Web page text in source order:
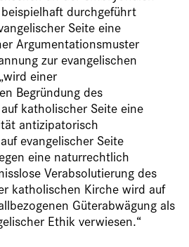
durchgeführt
Seite eine
Argumentationsmuster
zur evangelischen
einer
Begründung des
katholischer Seite eine
antizipatorisch
evangelischer Seite
eine naturrechtlich
Verabsolutierung des
katholischen Kirche wird auf
Güterabwägung als
Ethik verwiesen.“